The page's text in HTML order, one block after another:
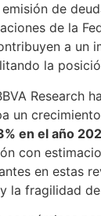
de
de la
a un
la
Research
un
en el año
con
en estas
la fragilidad